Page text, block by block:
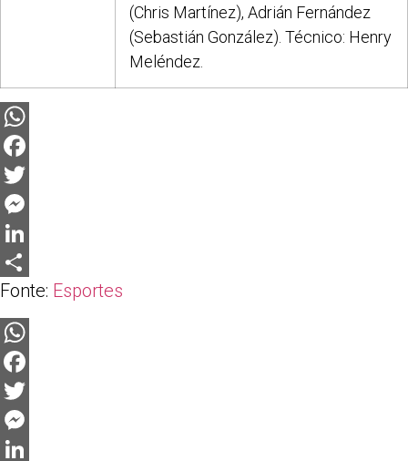
(Chris Martínez), Adrián Fernández
(Sebastián González). Técnico: Henry
Meléndez.
WhatsApp
Facebook
Twitter
Messenger
LinkedIn
Share
Fonte: Esportes
WhatsApp
Facebook
Twitter
Messenger